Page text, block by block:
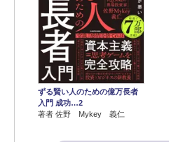
ずる賢い人のための億万長者
入門 成功…2
著者 佐野 Mykey 義仁